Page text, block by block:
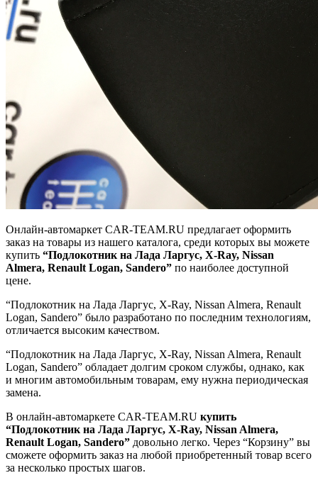
Онлайн-автомаркет CAR-TEAM.RU предлагает оформить
заказ на товары из нашего каталога, среди которых вы можете
купить “Подлокотник на Лада Ларгус, X-Ray, Nissan
Almera, Renault Logan, Sandero” по наиболее доступной
цене.
“Подлокотник на Лада Ларгус, X-Ray, Nissan Almera, Renault
Logan, Sandero” было разработано по последним технологиям,
отличается высоким качеством.
“Подлокотник на Лада Ларгус, X-Ray, Nissan Almera, Renault
Logan, Sandero” обладает долгим сроком службы, однако, как
и многим автомобильным товарам, ему нужна периодическая
замена.
В онлайн-автомаркете CAR-TEAM.RU купить
“Подлокотник на Лада Ларгус, X-Ray, Nissan Almera,
Renault Logan, Sandero” довольно легко. Через “Корзину” вы
сможете оформить заказ на любой приобретенный товар всего
за несколько простых шагов.